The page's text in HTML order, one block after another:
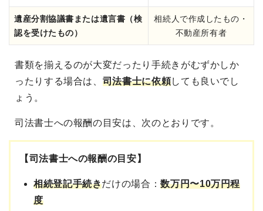
遺産分割協議書または遺言書（検
認を受けたもの）
相続人で作成したもの・
不動産所有者
書類を揃えるのが大変だったり手続きがむずかしか
ったりする場合は、 司法書士に依頼しても良いでし
ょう 。
司法書士への報酬の目安は、次のとおりです。
【司法書士への報酬の目安】
相続登記手続きだけの場合：数万円〜10万円程
度